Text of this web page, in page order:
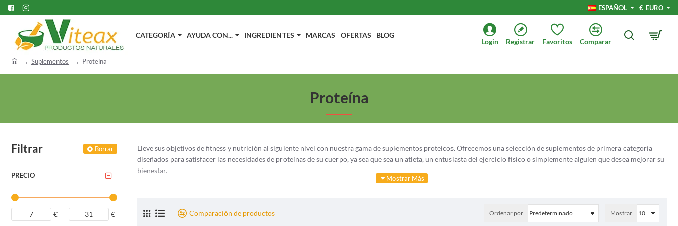
ESPAÑOL € EURO
CATEGORÍA AYUDA CON... INGREDIENTES MARCAS OFERTAS BLOG
Login Registrar Favoritos Comparar
Suplementos Proteína
Proteína
Filtrar Borrar
PRECIO
€ €
Lleve sus objetivos de fitness y nutrición al siguiente nivel con nuestra gama de suplementos proteicos. Ofrecemos una selección de suplementos de primera categoría
diseñados para satisfacer las necesidades de proteínas de su cuerpo, ya sea que sea un atleta, un entusiasta del ejercicio físico o simplemente alguien que desea mejorar su
bienestar.
estilo de vida o simplemente aumentar su ingesta diaria de proteínas, nuestra categoría de Suplementos proteicos lo cubre con una variedad de opciones diseñadas para
Comparación de productos Ordenar por Mostrar